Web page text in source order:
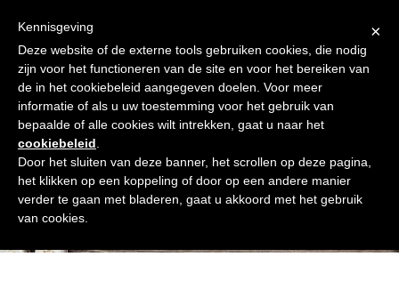
content
Afrekenen
Winkelmand Shop
Open
mobile
menu
Close
mobile
menu
Shop
×
Kennisgeving
Deze website of de externe tools gebruiken cookies, die nodig
zijn voor het functioneren van de site en voor het bereiken van
de in het cookiebeleid aangegeven doelen. Voor meer
informatie of als u uw toestemming voor het gebruik van
bepaalde of alle cookies wilt intrekken, gaat u naar het
cookiebeleid
Door het sluiten van deze banner, het scrollen op deze pagina,
het klikken op een koppeling of door op een andere manier
verder te gaan met bladeren, gaat u akkoord met het gebruik
van cookies.